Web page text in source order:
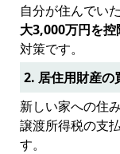
自分が住んでい
大3,000万円を控
対策です。
2. 居住用財産の
新しい家への住
譲渡所得税の支
す。